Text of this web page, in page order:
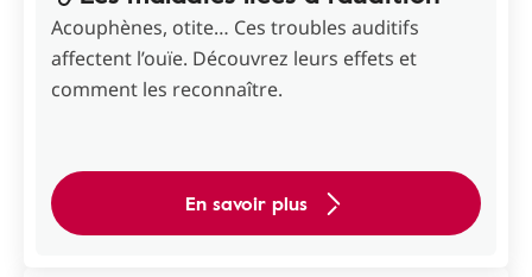
Acouphènes, otite… Ces troubles auditifs
affectent l’ouïe. Découvrez leurs effets et
comment les reconnaître.
En savoir plus